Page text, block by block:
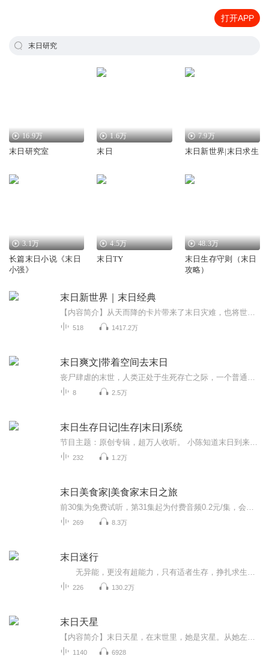
打开APP
末日研究
16.9万
末日研究室
1.6万
末日
7.9万
末日新世界|末日求生
3.1万
长篇末日小说《末日
小强》
4.5万
末日TY
48.3万
末日生存守则（末日
攻略）
末日新世界｜末日经典
518 1417.2万
末日爽文|带着空间去末日
8 2.5万
末日生存日记|生存|末日|系统
232 1.2万
末日美食家|美食家末日之旅
269 8.3万
末日迷行
226 130.2万
末日天星
1140 6928